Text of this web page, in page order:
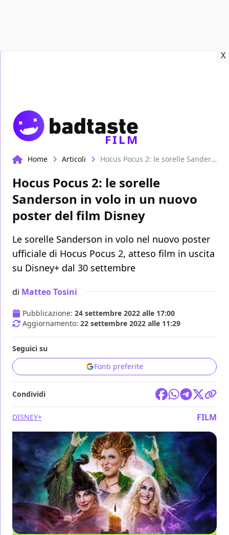
X
FILM
Home Articoli Hocus Pocus 2: le sorelle Sanderson in volo in un nuovo poster del film Disney
Hocus Pocus 2: le sorelle
Sanderson in volo in un nuovo
poster del film Disney
Le sorelle Sanderson in volo nel nuovo poster
ufficiale di Hocus Pocus 2, atteso film in uscita
su Disney+ dal 30 settembre
di Matteo Tosini
Pubblicazione: 24 settembre 2022 alle 17:00
Aggiornamento: 22 settembre 2022 alle 11:29
Seguici su
Fonti preferite
Condividi
DISNEY+ FILM